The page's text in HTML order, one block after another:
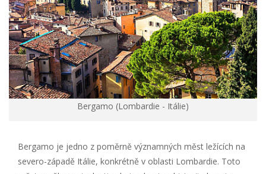
Bergamo (Lombardie - Itálie)
Bergamo je jedno z poměrně významných měst ležících na
severo-západě Itálie, konkrétně v oblasti Lombardie. Toto